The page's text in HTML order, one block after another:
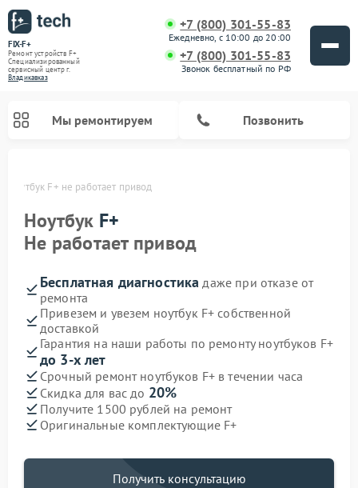
FIX-F+
Ремонт устройств F+
Специализированный
cервисный центр г.
Владикавказ
+7 (800) 301-55-83
Ежедневно, с 10:00 до 20:00
+7 (800) 301-55-83
Звонок бесплатный по РФ
Мы ремонтируем Позвонить
Ноутбук F+ не работает привод
Ноутбук F+
Не работает привод
Бесплатная диагностика даже при отказе от
ремонта
Привезем и увезем ноутбук F+ собственной
доставкой
Гарантия на наши работы по ремонту ноутбуков F+
до 3-х лет
Срочный ремонт ноутбуков F+ в течении часа
Скидка для вас до 20%
Получите 1500 рублей на ремонт
Оригинальные комплектующие F+
Получить консультацию